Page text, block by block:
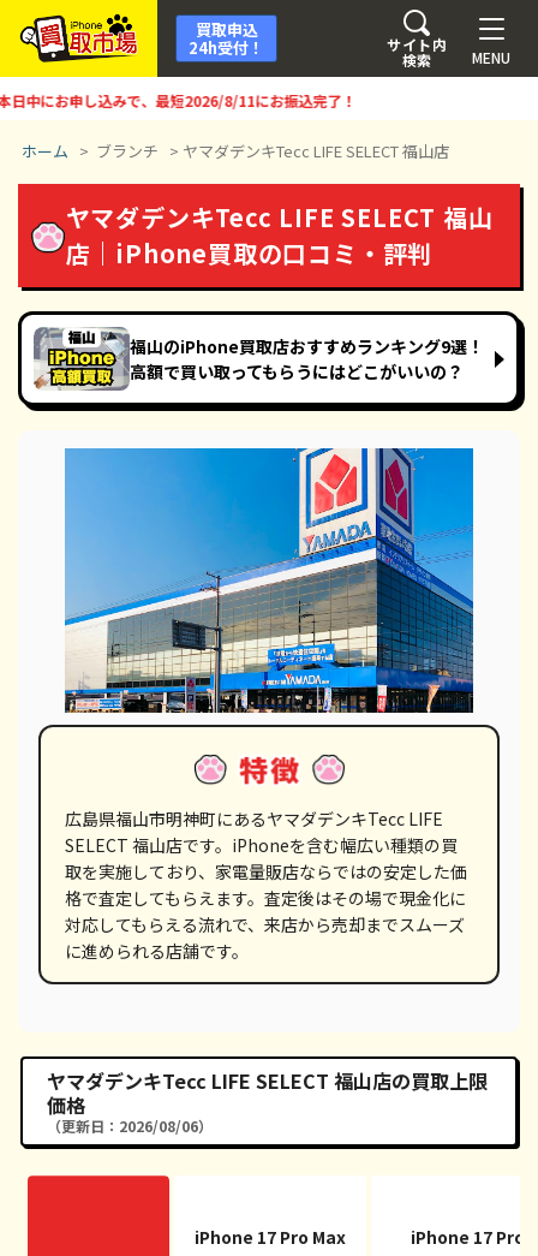
MENU
サイト内
検索
買取申込
24h受付！
お申し込みで、最短2026/8/11にお振込完了！
ホーム > ブランチ > ヤマダデンキTecc LIFE SELECT 福山店
ヤマダデンキTecc LIFE SELECT 福山
店｜iPhone買取の口コミ・評判
福山のiPhone買取店おすすめランキング9選！
高額で買い取ってもらうにはどこがいいの？
広島県福山市明神町にあるヤマダデンキTecc LIFE
SELECT 福山店です。iPhoneを含む幅広い種類の買
取を実施しており、家電量販店ならではの安定した価
格で査定してもらえます。査定後はその場で現金化に
対応してもらえる流れで、来店から売却までスムーズ
に進められる店舗です。
ヤマダデンキTecc LIFE SELECT 福山店の買取上限
価格
（更新日：2026/08/06）
iPhone 17 Pro Max iPhone 17 Pro